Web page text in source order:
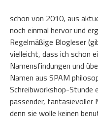
schon von 2010, aus
noch einmal hervor und
Regelmäßige Blogleser
vielleicht, dass ich schon
Namensfindungen und
Namen aus SPAM
Schreibworkshop-Stunde
passender, fantasievoller
denn sie wolle keinen